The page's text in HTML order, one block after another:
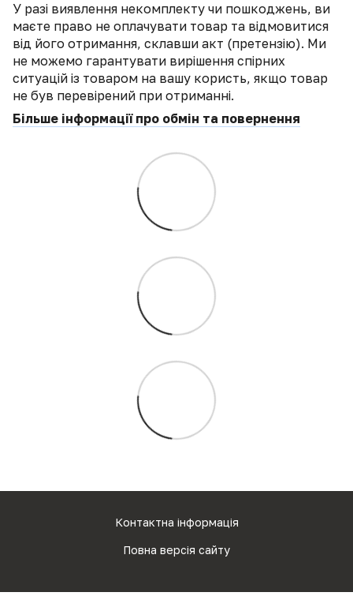
У разі виявлення некомплекту чи пошкоджень, ви
маєте право не оплачувати товар та відмовитися
від його отримання, склавши акт (претензію). Ми
не можемо гарантувати вирішення спірних
ситуацій із товаром на вашу користь, якщо товар
не був перевірений при отриманні.
Більше інформації про обмін та повернення
Контактна інформація
Повна версія сайту